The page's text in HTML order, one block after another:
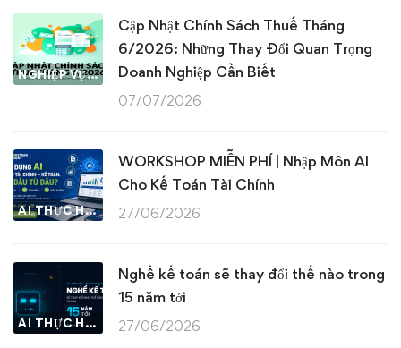
NGHIỆP VỤ KẾ TOÁN & THUẾ
Cập Nhật Chính Sách Thuế Tháng
6/2026: Những Thay Đổi Quan Trọng
Doanh Nghiệp Cần Biết
07/07/2026
AI THỰC HÀNH
WORKSHOP MIỄN PHÍ | Nhập Môn AI
Cho Kế Toán Tài Chính
27/06/2026
AI THỰC HÀNH
Nghề kế toán sẽ thay đổi thế nào trong
15 năm tới
27/06/2026